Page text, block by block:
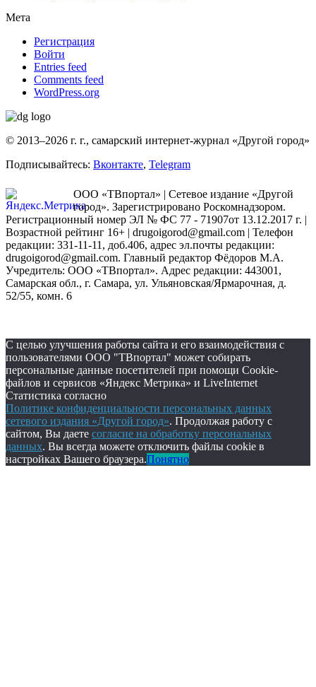
Мета
Регистрация
Войти
Entries feed
Comments feed
WordPress.org
© 2013–2026 г. г., самарский интернет-журнал «Другой город»
Подписывайтесь: Вконтакте, Telegram
ООО «ТВпортал» | Сетевое издание «Другой
город». Зарегистрировано Роскомнадзором.
Регистрационный номер ЭЛ № ФС 77 - 71907от 13.12.2017 г. |
Возрастной рейтинг 16+ | drugoigorod@gmail.com | Телефон
редакции: 331-11-11, доб.406, адрес эл.почты редакции:
drugoigorod@gmail.com. Главный редактор Фёдоров М.А.
Учредитель: ООО «ТВпортал». Адрес редакции: 443001,
Самарская обл., г. Самара, ул. Ульяновская/Ярмарочная, д.
52/55, комн. 6
С целью улучшения работы сайта и его взаимодействия с
пользователями ООО "ТВпортал" может собирать
персональные данные посетителей при помощи Cookie-
файлов и сервисов «Яндекс Метрика» и LiveInternet
Статистика согласно
Политике конфиденциальности персональных данных
сетевого издания «Другой город». Продолжая работу с
сайтом, Вы даете согласие на обработку персональных
данных. Вы всегда можете отключить файлы cookie в
настройках Вашего браузера.Понятно